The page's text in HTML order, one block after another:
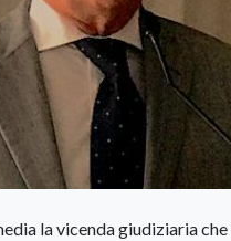
la vicenda giudiziaria